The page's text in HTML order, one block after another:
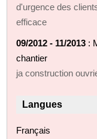
d'urgence des
efficace
09/2012 - 11/2013 :
chantier
ja construction
Langues
Français